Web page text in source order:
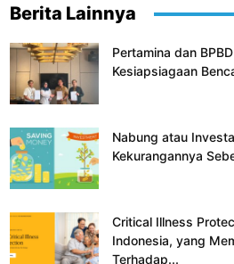
Berita Lainnya
Pertamina dan
Kesiapsiagaan
Nabung atau
Kekurangannya
Critical Illness
Indonesia, yang
Terhadap...